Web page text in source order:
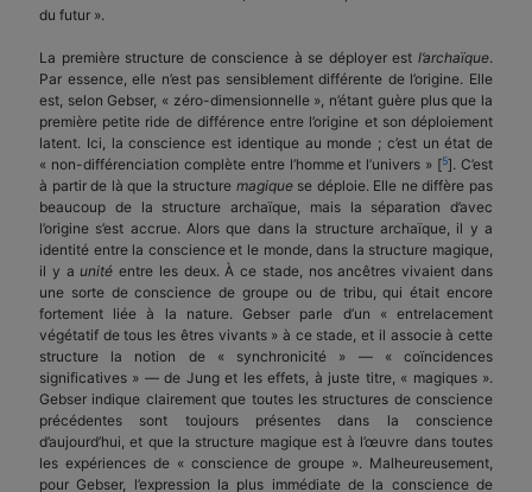
du futur ».
La première structure de conscience à se déployer est l’archaïque.
Par essence, elle n’est pas sensiblement différente de l’origine. Elle
est, selon Gebser, « zéro-dimensionnelle », n’étant guère plus que la
première petite ride de différence entre l’origine et son déploiement
latent. Ici, la conscience est identique au monde ; c’est un état de
« non-différenciation complète entre l’homme et l’univers » [5]. C’est
à partir de là que la structure magiquese déploie. Elle ne diffère pas
beaucoup de la structure archaïque, mais la séparation d’avec
l’origine s’est accrue. Alors que dans la structure archaïque, il y a
identité entre la conscience et le monde, dans la structure magique,
il y aunité entre les deux. À ce stade, nos ancêtres vivaient dans
une sorte de conscience de groupe ou de tribu, qui était encore
fortement liée à la nature. Gebser parle d’un « entrelacement
végétatif de tous les êtres vivants » à ce stade, et il associe à cette
structure la notion de « synchronicité » — « coïncidences
significatives » — de Jung et les effets, à juste titre, « magiques ».
Gebser indique clairement que toutes les structures de conscience
précédentes sont toujours présentes dans la conscience
d’aujourd’hui, et que la structure magique est à l’œuvre dans toutes
les expériences de « conscience de groupe ». Malheureusement,
pour Gebser, l’expression la plus immédiate de la conscience de